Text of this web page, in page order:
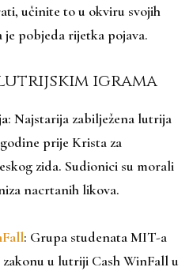
učinite to u okviru svojih
je pobjeda rijetka pojava.
igrama
: Najstarija zabilježena lutrija
prije Krista za
zida. Sudionici su morali
nacrtanih likova.
: Grupa studenata MIT-a
u lutriji Cash WinFall u